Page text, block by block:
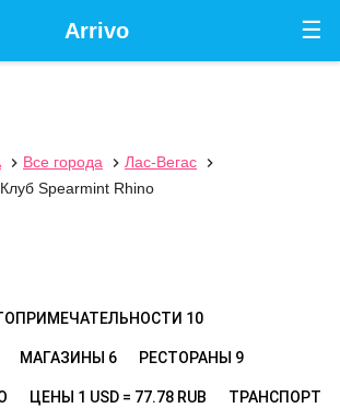
☰
Arrivo
 Все города  Лас-Вегас

Клуб Spearmint Rhino
10
МАГАЗИНЫ 6 РЕСТОРАНЫ 9
ЦЕНЫ 1 USD = 77.78 RUB ТРАНСПОРТ